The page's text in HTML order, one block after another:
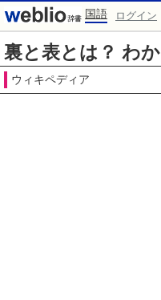
国語 ログイン
裏と表とは？ わ
ウィキペディア